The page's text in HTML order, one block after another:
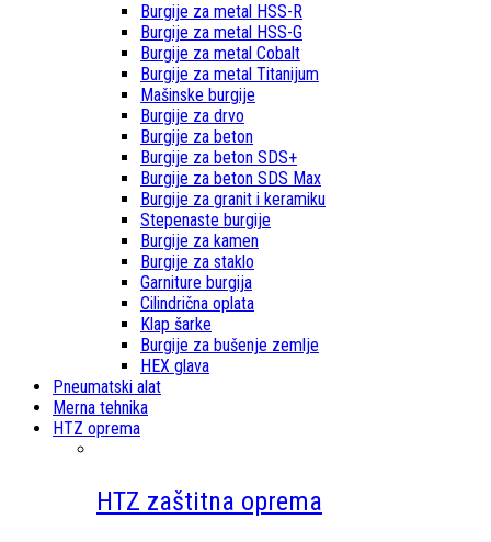
Burgije za metal HSS-R
Burgije za metal HSS-G
Burgije za metal Cobalt
Burgije za metal Titanijum
Mašinske burgije
Burgije za drvo
Burgije za beton
Burgije za beton SDS+
Burgije za beton SDS Max
Burgije za granit i keramiku
Stepenaste burgije
Burgije za kamen
Burgije za staklo
Garniture burgija
Cilindrična oplata
Klap šarke
Burgije za bušenje zemlje
HEX glava
Pneumatski alat
Merna tehnika
HTZ oprema
HTZ zaštitna oprema